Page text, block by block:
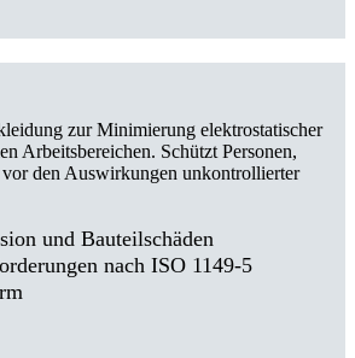
zur Minimierung elektrostatischer
Arbeitsbereichen. Schützt Personen,
vor den Auswirkungen unkontrollierter
und Bauteilschäden
nach ISO 1149-5